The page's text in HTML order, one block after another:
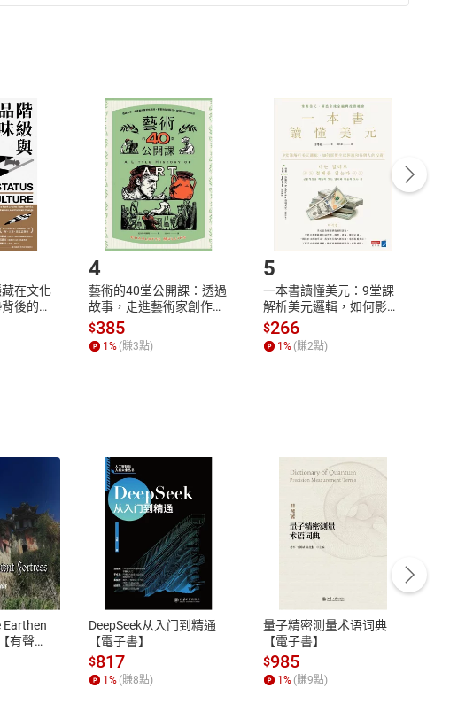
情事適用準則第2條第5款之規定，「非以有形媒介提供之數位
書，屬非以有形媒介提供之數位內容，消費者同意若訂購後
的訂單」中點選「瀏覽訂單明細」
「申請取消訂單/ 退
事宜。
商品取消/退貨。
號 付款方式
Payment
完成訂單
Complete
登入帳號，下載書籍後看書
法七日猶豫期
及通訊交易解
則，依商品性
換貨說明請參
客服資訊
服務時間：週一到週五 10:00-12:00、
13:00-17:00 (國定假日及例假日休息)
客服電話：0080-1857077
在文化
後的地
4
藝術的40堂公開課：透過
故事，走進藝術家創作現
場，看藝術如何誕生、如
何形塑人類生活【電子
書】
$385
1% (賺3點)
5
一本書讀懂美元：9堂課
解析美元邏輯，如何影響
全球經濟和每個人的投資
【電子書】
$266
1% (賺2點)
有聲
DeepSeek从入门到精通
【電子書】
$817
1% (賺8點)
量子精密测量术语词典
【電子書】
$985
1% (賺9點)